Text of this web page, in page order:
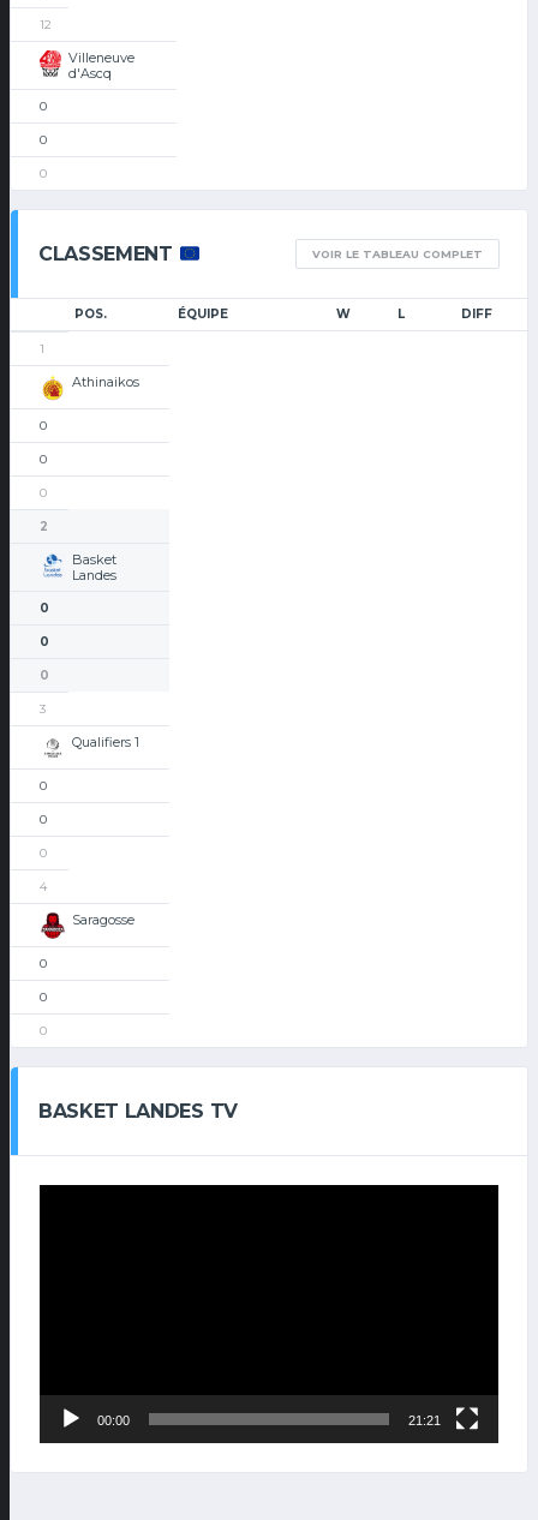
12
Villeneuve
d'Ascq
0
0
0
CLASSEMENT VOIR LE TABLEAU COMPLET
POS. ÉQUIPE W L DIFF
1
Athinaikos
0
0
0
2
Basket
Landes
0
0
0
3
Qualifiers 1
0
0
0
4
Saragosse
0
0
0
BASKET LANDES TV
00:00 21:21